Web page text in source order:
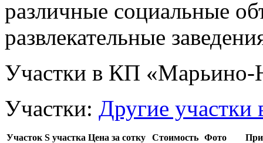
различные социальные
развлекательные
Участки в КП
Участки: Другие
Участок S участка Цена за сотку Стоимость Фото